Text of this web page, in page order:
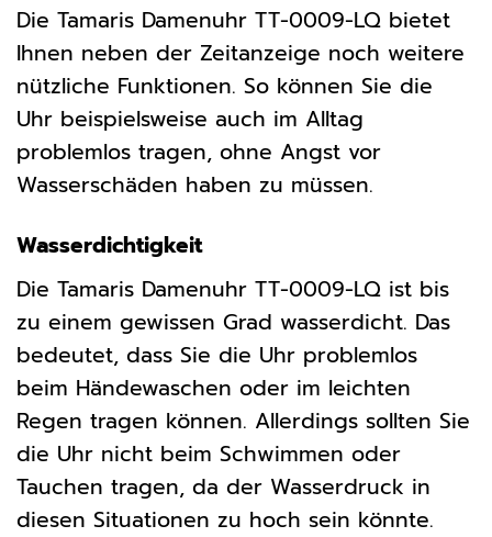
Die Tamaris Damenuhr TT-0009-LQ bietet
Ihnen neben der Zeitanzeige noch weitere
nützliche Funktionen. So können Sie die
Uhr beispielsweise auch im Alltag
problemlos tragen, ohne Angst vor
Wasserschäden haben zu müssen.
Wasserdichtigkeit
Die Tamaris Damenuhr TT-0009-LQ ist bis
zu einem gewissen Grad wasserdicht. Das
bedeutet, dass Sie die Uhr problemlos
beim Händewaschen oder im leichten
Regen tragen können. Allerdings sollten Sie
die Uhr nicht beim Schwimmen oder
Tauchen tragen, da der Wasserdruck in
diesen Situationen zu hoch sein könnte.